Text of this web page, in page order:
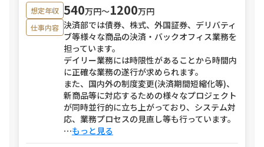
想定年収 540万円〜1200万円
仕事内容 決済部では債券、株式、外国証券、デリバティ
ブ等様々な商品の決済・バックオフィス業務を
担っています。
デイリー業務には時限性があることから時間内
に正確な業務の遂行が求められます。
また、国内外の制度変更(決済期間短縮化等)、
新商品等に対応するための様々なプロジェクト
が同時並行的に立ち上がっており、システム対
応、業務プロセスの見直し等も行っています。
⋯もっと見る